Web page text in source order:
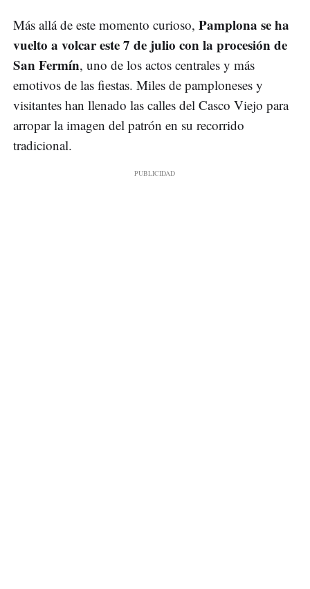
Más allá de este momento curioso, Pamplona se ha
vuelto a volcar este 7 de julio con la procesión de
San Fermín, uno de los actos centrales y más
emotivos de las fiestas. Miles de pamploneses y
visitantes han llenado las calles del Casco Viejo para
arropar la imagen del patrón en su recorrido
tradicional.